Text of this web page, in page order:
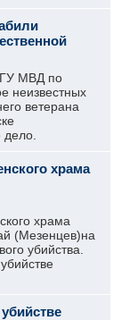
МВД по
неизвестных
ветерана
храма
храма
(Мезенцев)на
убийства.